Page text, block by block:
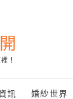
！
訊 婚紗世界